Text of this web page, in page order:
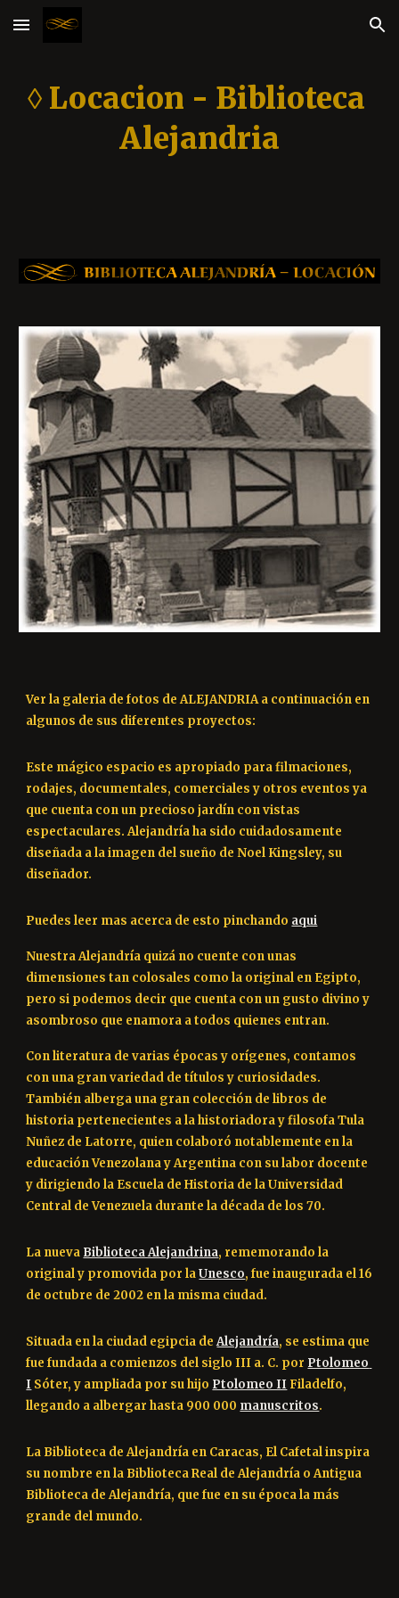
Skip to main content Skip to navigation
◊ Locacion - Biblioteca
Alejandria
Ver la galeria de fotos de ALEJANDRIA a continuación en
algunos de sus diferentes proyectos:
Este mágico espacio es apropiado para filmaciones,
rodajes, documentales, comerciales y otros eventos ya
que cuenta con un precioso jardín con vistas
espectaculares. Alejandría ha sido cuidadosamente
diseñada a la imagen del sueño de Noel Kingsley, su
diseñador.
Puedes leer mas acerca de esto pinchando aqui
Nuestra Alejandría quizá no cuente con unas
dimensiones tan colosales como la original en Egipto,
pero si podemos decir que cuenta con un gusto divino y
asombroso que enamora a todos quienes entran.
Con literatura de varias épocas y orígenes, contamos
con una gran variedad de títulos y curiosidades.
También alberga una gran colección de libros de
historia pertenecientes a la historiadora y filosofa Tula
Nuñez de Latorre, quien colaboró notablemente en la
educación Venezolana y Argentina con su labor docente
y dirigiendo la Escuela de Historia de la Universidad
Central de Venezuela durante la década de los 70.
La nueva Biblioteca Alejandrina, rememorando la
original y promovida por la Unesco, fue inaugurada el 16
de octubre de 2002 en la misma ciudad.
Situada en la ciudad egipcia de Alejandría, se estima que
fue fundada a comienzos del siglo III a. C. por Ptolomeo
I Sóter, y ampliada por su hijo Ptolomeo II Filadelfo,
llegando a albergar hasta 900 000 manuscritos.
La Biblioteca de Alejandría en Caracas, El Cafetal inspira
su nombre en la Biblioteca Real de Alejandría o Antigua
Biblioteca de Alejandría, que fue en su época la más
grande del mundo.